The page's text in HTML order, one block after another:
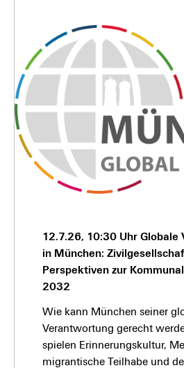
12.7.26, 10:30 Uhr Globale
in München:
Perspektiven zur
2032
Wie kann München seiner
Verantwortung gerecht
spielen Erinnerungskultur,
migrantische Teilhabe und